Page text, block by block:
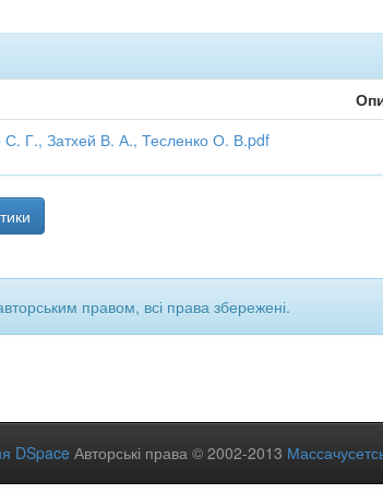
С. Г., Затхей В. А., Тесленко О. В.pdf
правом, всі права збережені.
DSpace Авторські права © 2002-2013